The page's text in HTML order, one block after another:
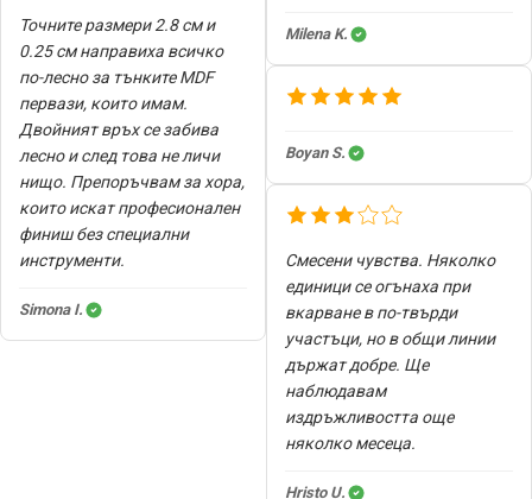
Точните размери 2.8 см и
0.25 см направиха всичко
по-лесно за тънките MDF
первази, които имам.
Двойният връх се забива
лесно и след това не личи
нищо. Препоръчвам за хора,
които искат професионален
финиш без специални
инструменти.
Simona I.
Milena K.
Boyan S.
Смесени чувства. Няколко
единици се огънаха при
вкарване в по-твърди
участъци, но в общи линии
държат добре. Ще
наблюдавам
издръжливостта още
няколко месеца.
Hristo U.